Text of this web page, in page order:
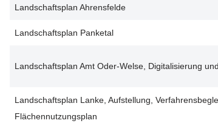
Landschaftsplan Ahrensfelde
Landschaftsplan Panketal
Landschaftsplan Amt Oder-Welse, Digitalisierung
Landschaftsplan Lanke, Aufstellung,
Flächennutzungsplan